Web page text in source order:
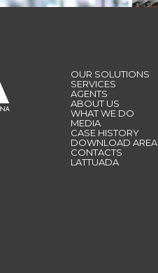
OUR SOLUTIONS
SERVICES
AGENTS
ABOUT US
WHAT WE DO
MEDIA
CASE HISTORY
DOWNLOAD AREA
CONTACTS
LATTUADA